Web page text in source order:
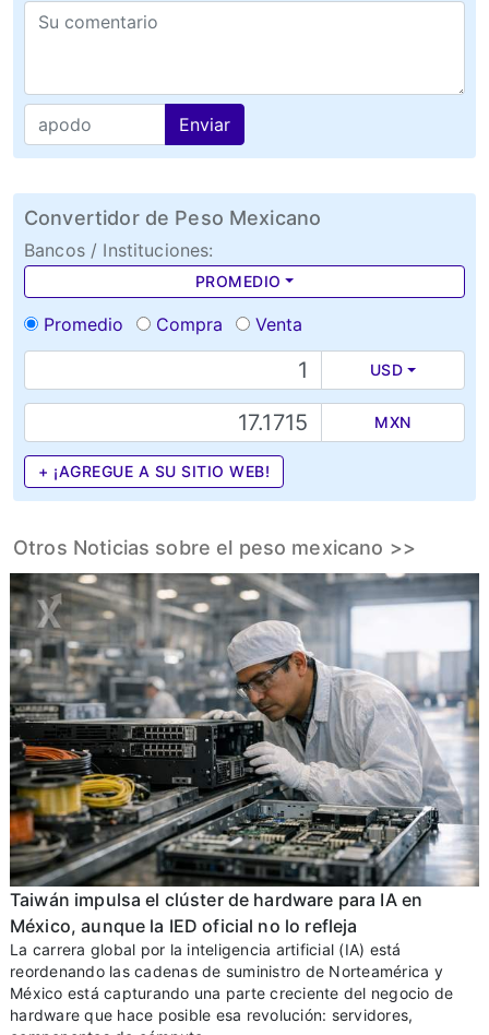
Enviar
Convertidor de Peso Mexicano
Bancos / Instituciones:
PROMEDIO
Promedio Compra Venta
USD
MXN
+ ¡AGREGUE A SU SITIO WEB!
Otros Noticias sobre el peso mexicano >>
Taiwán impulsa el clúster de hardware para IA en
México, aunque la IED oficial no lo refleja
La carrera global por la inteligencia artificial (IA) está
reordenando las cadenas de suministro de Norteamérica y
México está capturando una parte creciente del negocio de
hardware que hace posible esa revolución: servidores,